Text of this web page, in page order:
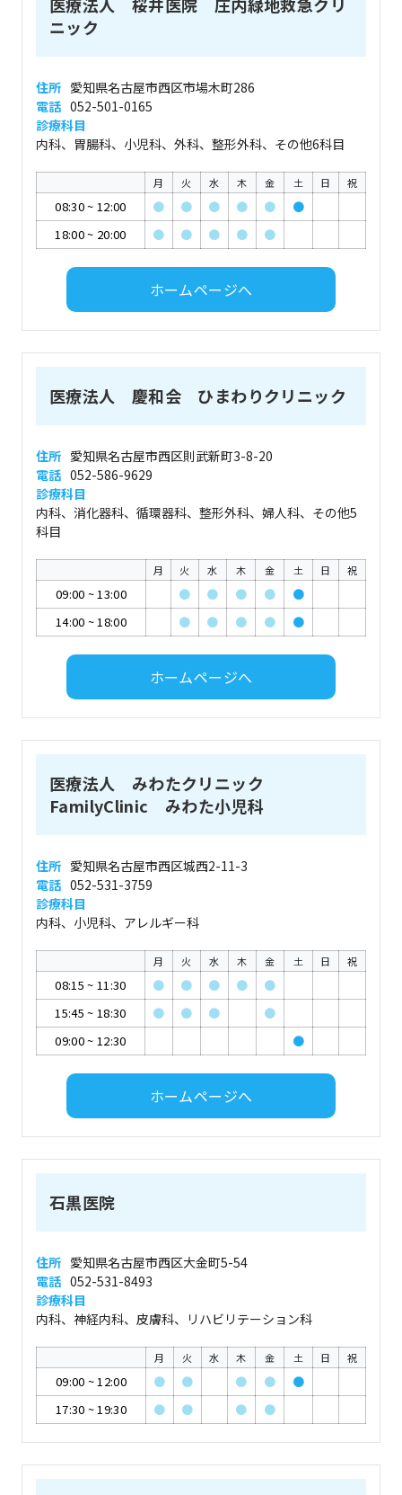
ニック
住所 愛知県名古屋市西区市場木町286
電話 052-501-0165
診療科目
内科、胃腸科、小児科、外科、整形外科、その他6科目
月 火 水 木 金 土 日 祝
08:30~ 12:00 ● ● ● ● ●
●
18:00~ 20:00 ● ● ● ● ●
ホームページへ
医療法人 慶和会 ひまわりクリニック
住所 愛知県名古屋市西区則武新町3-8-20
電話 052-586-9629
診療科目
内科、消化器科、循環器科、整形外科、婦人科、その他5
科目
月 火 水 木 金 土 日 祝
09:00 ~13:00 ● ● ● ●
●
14:00 ~18:00 ● ● ● ● ●
ホームページへ
医療法人 みわたクリニック
FamilyClinic みわた小児科
住所 愛知県名古屋市西区城西2-11-3
電話 052-531-3759
診療科目
内科、小児科、アレルギー科
月 火 水 木 金 土 日 祝
08:15 ~ 11:30 ● ● ● ●
●
15:45 ~ 18:30 ● ● ●
●
09:00~ 12:30 ●
ホームページへ
石黒医院
住所 愛知県名古屋市西区大金町5-54
電話 052-531-8493
診療科目
内科、神経内科、皮膚科、リハビリテーション科
月 火 水 木 金 土 日 祝
09:00 ~12:00 ● ● ● ●
●
17:30 ~19:30 ● ● ● ●